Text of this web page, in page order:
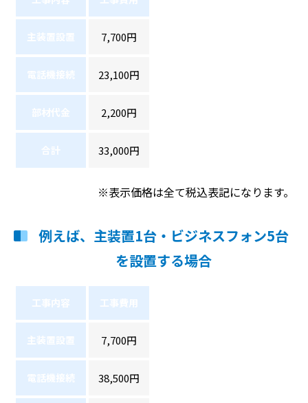
主装置設置 7,700円
電話機接続 23,100円
部材代金 2,200円
合計 33,000円
※表示価格は全て税込表記になります。
例えば、主装置1台・ビジネスフォン5台
を設置する場合
工事内容 工事費用
主装置設置 7,700円
電話機接続 38,500円